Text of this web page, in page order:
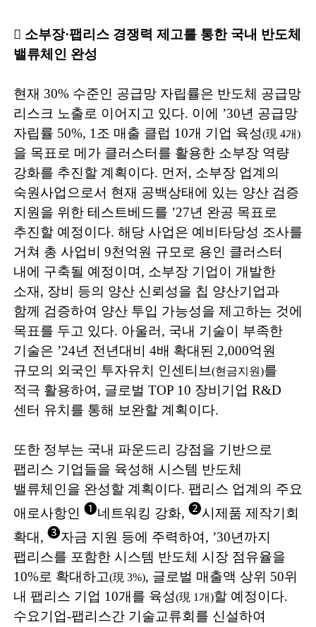
󰊱 소부장·팹리스 경쟁력 제고를 통한 국내 반도체
밸류체인 완성
현재 30% 수준인 공급망 자립률은 반도체 공급망
리스크 노출로 이어지고 있다. 이에 ’30년 공급망
자립률 50%, 1 조 매출 클럽 10개 기업 육성(現 4개)
을 목표로 메가 클러스터를 활용한 소부장 역량
강화를 추진할 계획이다. 먼저, 소부장 업계의
숙원사업으로서 현재 공백상태에 있는 양산 검증
지원을 위한 테스트베드를 ’27년 완공 목표로
추진할 예정이다. 해당 사업은 예비타당성 조사를
거쳐 총 사업비 9천억원 규모로 용인 클러스터
내에 구축될 예정이며, 소부장 기업이 개발한
소재, 장비 등의 양산 신뢰성을 칩 양산기업과
함께 검증하여 양산 투입 가능성을 제고하는 것에
목표를 두고 있다. 아울러, 국내 기술이 부족한
기술은 ’24년 전년대비 4배 확대된 2,000억원
규모의 외국인 투자유치 인센티브(현금지원)를
적극 활용하여, 글로벌 TOP 10 장비기업 R&D
센터 유치를 통해 보완할 계획이다.
또한 정부는 국내 파운드리 강점을 기반으로
팹리스 기업들을 육성해 시스템 반도체
밸류체인을 완성할 계획이다. 팹리스 업계의 주요
애로사항인 ➊네 트워킹 강화, ➋시제품 제작기회
확대, ➌자금 지원 등에 주력하여, ’30년까지
팹리스를 포함한 시스템 반도체 시장 점유율을
10%로 확대하고(現 3%), 글로벌 매출액 상위 50위
내 팹리스 기업 10개를 육성(現 1개)할 예정이다.
수요기업-팹리스간 기술교류회를 신설하여